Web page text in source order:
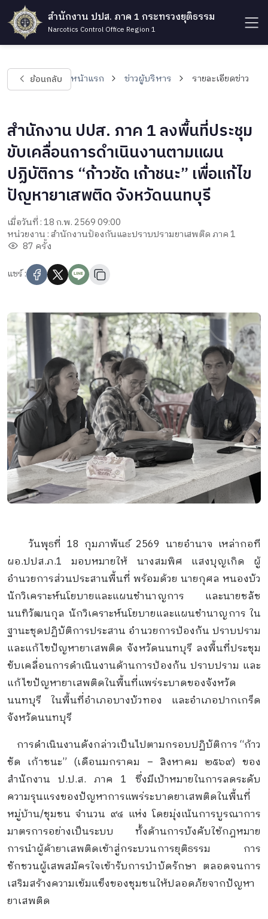
สำนักงาน ปปส. ภาค 1 กระทรวงยุติธรรม
Narcotics Control Office Region 1
ย้อนกลับ หน้าแรก ข่าวผู้บริหาร รายละเอียดข่าว
สำนักงาน ปปส. ภาค 1 ลงพื้นที่ประชุม
ขับเคลื่อนการดำเนินงานตามแผน
ปฏิบัติการ “ก้าวชัด เก้าชนะ” เพื่อแก้ไข
ปัญหายาเสพติด จังหวัดนนทบุรี
เมื่อวันที่ : 18 ก.พ. 2569 09:00
หน่วยงาน : สำนักงานป้องกันและปราบปรามยาเสพติด ภาค 1
87 ครั้ง
แชร์ :
วันพุธที่ 18 กุมภาพันธ์ 2569 นายอำนาจ เหล่ากอที
ผอ.ปปส.ภ.1 มอบหมายให้ นางสมพิศ แสงบุญเกิด ผู้
อำนวยการส่วนประสานพื้นที่ พร้อมด้วย นายกุศล หนองบัว
นักวิเคราะห์นโยบายและแผนชำนาญการ และนายชลัช
นนทิวัฒนกุล นักวิเคราะห์นโยบายและแผนชำนาญการ ใน
ฐานะชุดปฏิบัติการประสาน อำนวยการป้องกัน ปราบปราม
และแก้ไขปัญหายาเสพติด จังหวัดนนทบุรี ลงพื้นที่ประชุม
ขับเคลื่อนการดำเนินงานด้านการป้องกัน ปราบปราม และ
แก้ไขปัญหายาเสพติดในพื้นที่แพร่ระบาดของจังหวัด
นนทบุรี ในพื้นที่อำเภอบางบัวทอง และอำเภอปากเกร็ด
จังหวัดนนทบุรี
การดำเนินงานดังกล่าวเป็นไปตามกรอบปฏิบัติการ “ก้าว
ชัด เก้าชนะ” (เดือนมกราคม – สิงหาคม ๒๕๖๙) ของ
สำนักงาน ป.ป.ส. ภาค 1 ซึ่งมีเป้าหมายในการลดระดับ
ความรุนแรงของปัญหาการแพร่ระบาดยาเสพติดในพื้นที่
หมู่บ้าน/ชุมชน จำนวน ๙๔ แห่ง โดยมุ่งเน้นการบูรณาการ
มาตรการอย่างเป็นระบบ ทั้งด้านการบังคับใช้กฎหมาย
การนำผู้ค้ายาเสพติดเข้าสู่กระบวนการยุติธรรม การ
ชักชวนผู้เสพสมัครใจเข้ารับการบำบัดรักษา ตลอดจนการ
เสริมสร้างความเข้มแข็งของชุมชนให้ปลอดภัยจากปัญหา
ยาเสพติด